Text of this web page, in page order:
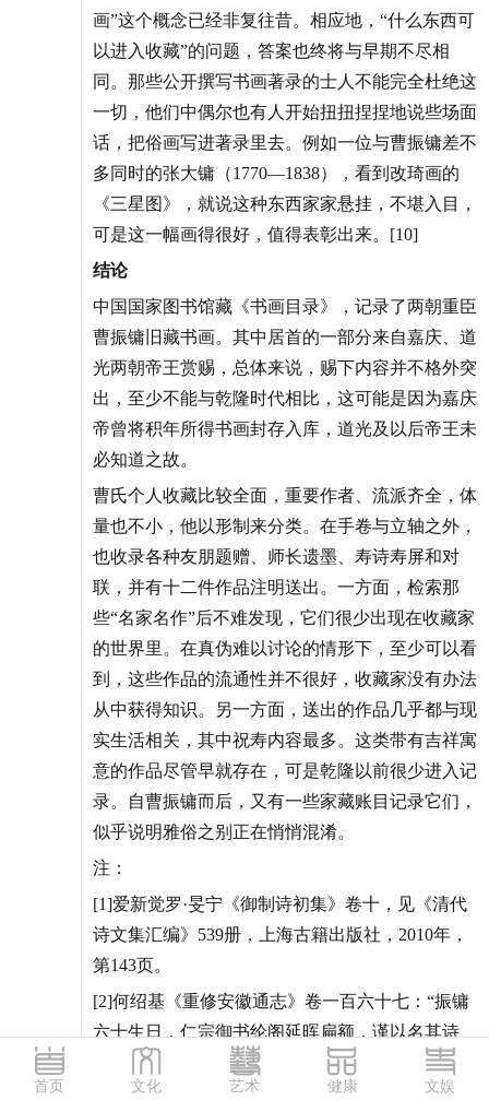
画”这个概念已经非复往昔。相应地，“什么东西可
以进入收藏”的问题，答案也终将与早期不尽相
同。那些公开撰写书画著录的士人不能完全杜绝这
一切，他们中偶尔也有人开始扭扭捏捏地说些场面
话，把俗画写进著录里去。例如一位与曹振镛差不
多同时的张大镛（1770—1838），看到改琦画的
《三星图》，就说这种东西家家悬挂，不堪入目，
可是这一幅画得很好，值得表彰出来。[10]
结论
中国国家图书馆藏《书画目录》，记录了两朝重臣
曹振镛旧藏书画。其中居首的一部分来自嘉庆、道
光两朝帝王赏赐，总体来说，赐下内容并不格外突
出，至少不能与乾隆时代相比，这可能是因为嘉庆
帝曾将积年所得书画封存入库，道光及以后帝王未
必知道之故。
曹氏个人收藏比较全面，重要作者、流派齐全，体
量也不小，他以形制来分类。在手卷与立轴之外，
也收录各种友朋题赠、师长遗墨、寿诗寿屏和对
联，并有十二件作品注明送出。一方面，检索那
些“名家名作”后不难发现，它们很少出现在收藏家
的世界里。在真伪难以讨论的情形下，至少可以看
到，这些作品的流通性并不很好，收藏家没有办法
从中获得知识。另一方面，送出的作品几乎都与现
实生活相关，其中祝寿内容最多。这类带有吉祥寓
意的作品尽管早就存在，可是乾隆以前很少进入记
录。自曹振镛而后，又有一些家藏账目记录它们，
似乎说明雅俗之别正在悄悄混淆。
注：
[1]爱新觉罗·旻宁《御制诗初集》卷十，见《清代
诗文集汇编》539册，上海古籍出版社，2010年，
第143页。
[2]何绍基《重修安徽通志》卷一百六十七：“振镛
六十生日，仁宗御书纶阁延晖扁额，谨以名其诗
文，曰《纶阁延晖集》。”
首页 文化 艺术 健康 文娱